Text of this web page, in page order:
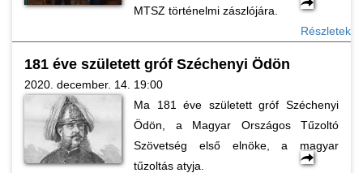
MTSZ történelmi zászlójára.
Részletek
181 éve született gróf Széchenyi Ödön
2020. december. 14. 19:00
Ma 181 éve született gróf Széchenyi
Ödön, a Magyar Országos Tűzoltó
Szövetség első elnöke, a magyar
tűzoltás atyja.